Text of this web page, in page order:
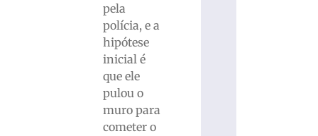
pela
polícia, e a
hipótese
inicial é
que ele
pulou o
muro para
cometer o